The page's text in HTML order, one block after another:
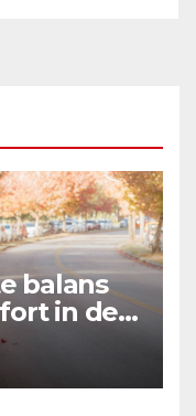
balans
in de